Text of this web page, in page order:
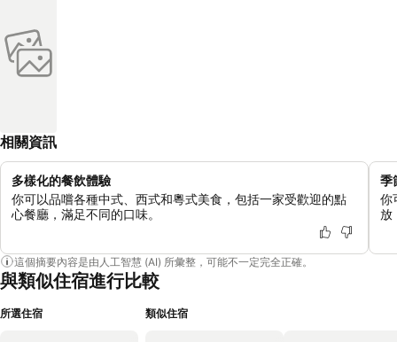
相關資訊
多樣化的餐飲體驗
你可以品嚐各種中式、西式和粵式美食，包括一家受歡迎的點
心餐廳，滿足不同的口味。
季
你
放
這個摘要內容是由人工智慧 (AI) 所彙整，可能不一定完全正確。
與類似住宿進行比較
所選住宿 類似住宿